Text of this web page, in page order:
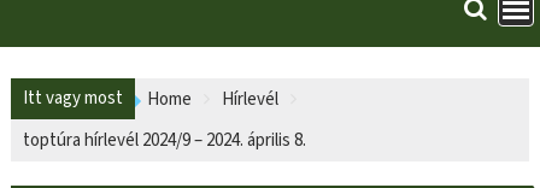
Itt vagy most Home
Hírlevél
toptúra hírlevél 2024/9 – 2024. április 8.